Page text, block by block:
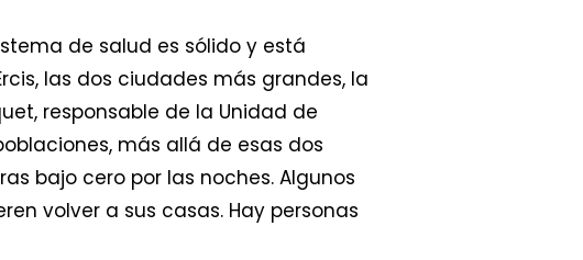
de salud es sólido y está
las dos ciudades más grandes, la
responsable de la Unidad de
más allá de esas dos
bajo cero por las noches. Algunos
volver a sus casas. Hay personas